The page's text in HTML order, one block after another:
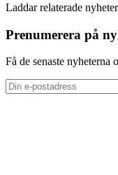
Laddar relaterade
Prenumerera på
Få de senaste